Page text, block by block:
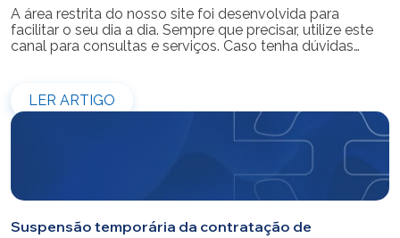
A área restrita do nosso site foi desenvolvida para
facilitar o seu dia a dia. Sempre que precisar, utilize este
canal para consultas e serviços. Caso tenha dúvidas
LER ARTIGO
Suspensão temporária da contratação de